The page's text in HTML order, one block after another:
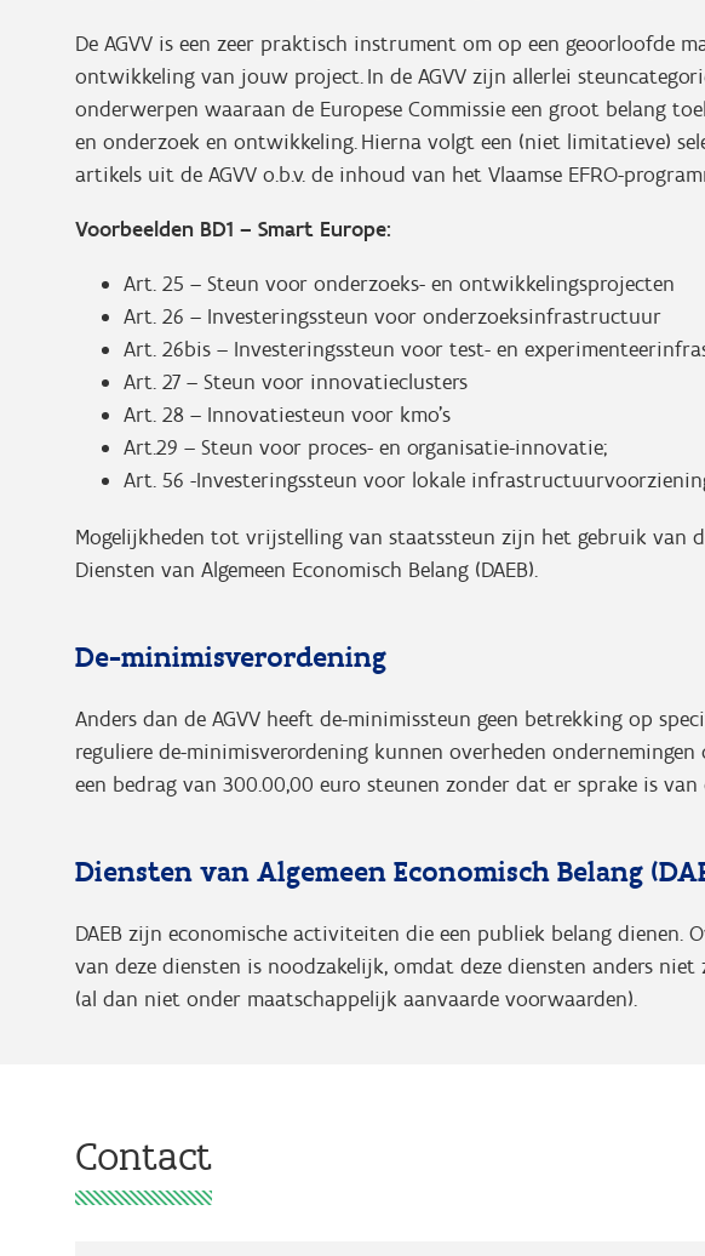
De AGVV is een zeer praktisch instrument om op een geoorloofde
ontwikkeling van jouw project. In de AGVV zijn allerlei
onderwerpen waaraan de Europese Commissie een groot belang
en onderzoek en ontwikkeling. Hierna volgt een (niet limitatieve)
artikels uit de AGVV o.b.v. de inhoud van het Vlaamse EFRO-
Voorbeelden BD1 – Smart Europe:
Art. 25 – Steun voor onderzoeks- en ontwikkelingsprojecten
Art. 26 – Investeringssteun voor onderzoeksinfrastructuur
Art. 26bis – Investeringssteun voor test- en
Art. 27 – Steun voor innovatieclusters
Art. 28 – Innovatiesteun voor kmo’s
Art.29 – Steun voor proces- en organisatie-innovatie;
Art. 56 -Investeringssteun voor lokale
Mogelijkheden tot vrijstelling van staatssteun zijn het gebruik van
Diensten van Algemeen Economisch Belang (DAEB).
De-minimisverordening
Anders dan de AGVV heeft de-minimissteun geen betrekking op
reguliere de-minimisverordening kunnen overheden
een bedrag van 300.00,00 euro steunen zonder dat er sprake is
Diensten van Algemeen Economisch Belang
DAEB zijn economische activiteiten die een publiek belang dienen.
van deze diensten is noodzakelijk, omdat deze diensten anders
(al dan niet onder maatschappelijk aanvaarde voorwaarden).
Contact